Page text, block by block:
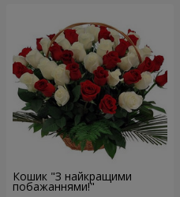
Кошик "З найкращими
побажаннями!"